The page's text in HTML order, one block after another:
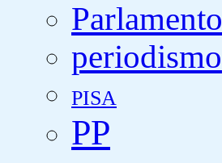
Parlamento
periodismo
PISA
PP